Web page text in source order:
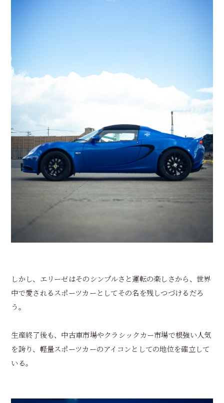
しかし、エリーゼはそのシンプルさと運転の楽しさから、世界
中で愛されるスポーツカーとしてその名を残しつづけるだろ
う。
生産終了後も、中古車市場やクラシックカー市場で根強い人気
を誇り、軽量スポーツカーのアイコンとしての地位を確立して
いる。